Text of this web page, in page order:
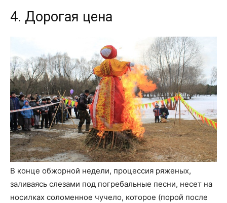
4. Дорогая цена
В конце обжорной недели, процессия ряженых,
заливаясь слезами под погребальные песни, несет на
носилках соломенное чучело, которое (порой после